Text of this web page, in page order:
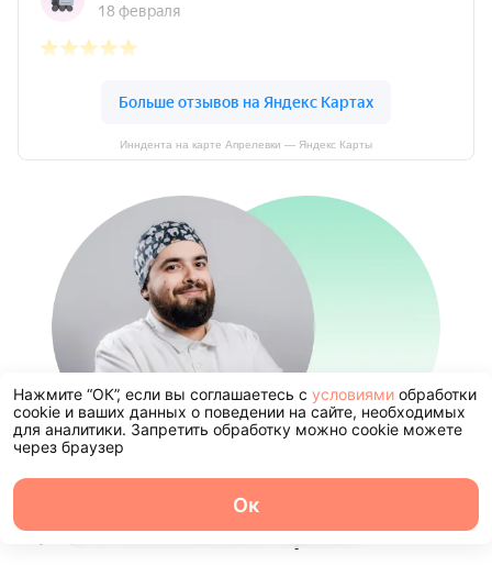
Оставьте заявку и мы свяжемся с
Вами в ближайшее время
Инндента на карте Апрелевки — Яндекс Карты
Нажмите “ОК”, если вы соглашаетесь с условиями обработки
cookie и ваших данных о поведении на сайте, необходимых
для аналитики. Запретить обработку можно cookie можете
через браузер
Ок